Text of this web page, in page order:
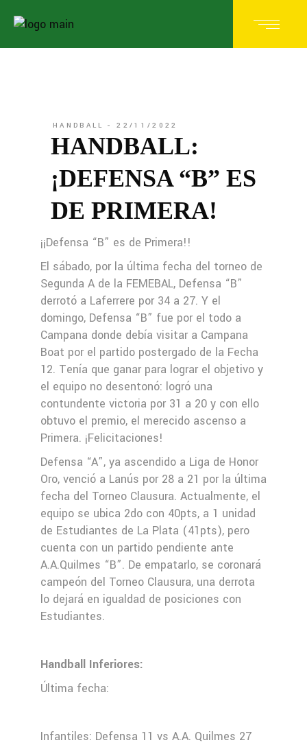
HANDBALL 22/11/2022
HANDBALL:
¡DEFENSA “B” ES
DE PRIMERA!
¡¡Defensa “B” es de Primera!!
El sábado, por la última fecha del torneo de
Segunda A de la FEMEBAL, Defensa “B”
derrotó a Laferrere por 34 a 27. Y el
domingo, Defensa “B” fue por el todo a
Campana donde debía visitar a Campana
Boat por el partido postergado de la Fecha
12. Tenía que ganar para lograr el objetivo y
el equipo no desentonó: logró una
contundente victoria por 31 a 20 y con ello
obtuvo el premio, el merecido ascenso a
Primera. ¡Felicitaciones!
Defensa “A”, ya ascendido a Liga de Honor
Oro, venció a Lanús por 28 a 21 por la última
fecha del Torneo Clausura. Actualmente, el
equipo se ubica 2do con 40pts, a 1 unidad
de Estudiantes de La Plata (41pts), pero
cuenta con un partido pendiente ante
A.A.Quilmes “B”. De empatarlo, se coronará
campeón del Torneo Clausura, una derrota
lo dejará en igualdad de posiciones con
Estudiantes.
Handball Inferiores:
Última fecha:
Infantiles: Defensa 11 vs A.A. Quilmes 27